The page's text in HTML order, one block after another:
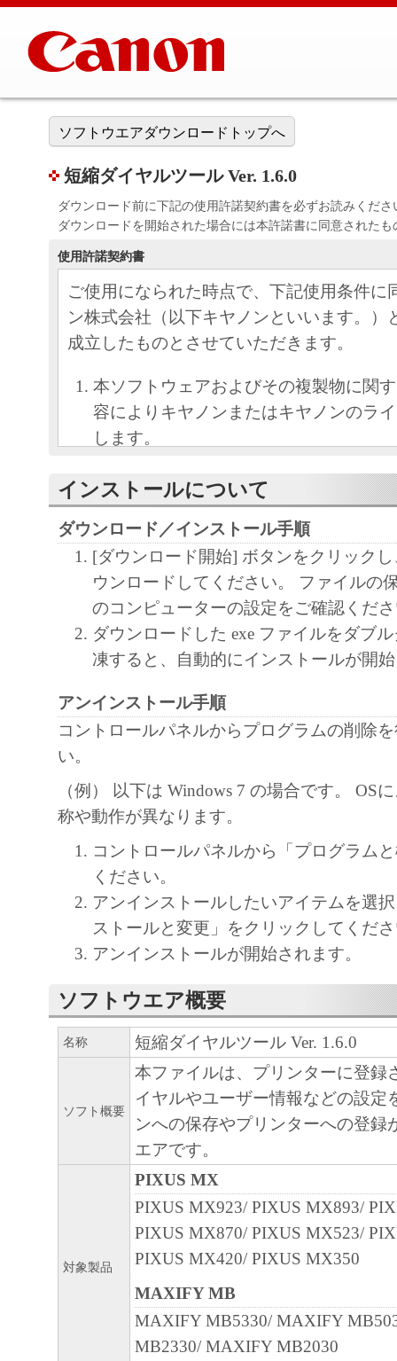
ソフトウエアダウンロードトップへ
短縮ダイヤルツール Ver. 1.6.0
ダウンロード前に下記の使用許諾契約書を必ずお読みくださ
ダウンロードを開始された場合には本許諾書に同意された
使用許諾契約書
ご使用になられた時点で、下記使用条件に
ン株式会社（以下キヤノンといいます。）
成立したものとさせていただきます。
本ソフトウェアおよびその複製物に関
容によりキヤノンまたはキヤノンのラ
します。
といいます。）に対し、本ソフトウェ
独占的権利を許諾します。
ユーザーは、本ソフトウェアの全部ま
改変、リバース・エンジニアリング、
は逆アセンブル等することはできませ
キヤノン、キヤノンマーケティングジ
よびキヤノンのライセンサーは、本ソ
ザーの特定の目的のために適当である
用であること、または本ソフトウェア
キヤノン、キヤノンマーケティングジ
よびキヤノンのライセンサーは、本ソ
に付随または関連して生ずる直接的ま
失、損害等について、いかなる場合に
任を負いません。
ユーザーは、日本国政府または該当国
許可等を得ることなしに、本ソフトウ
インストールについて
ダウンロード／インストール手順
[ダウンロード開始] ボタンをクリック
ウンロードしてください。 ファイルの
のコンピューターの設定をご確認くだ
ダウンロードした exe ファイルをダブ
凍すると、自動的にインストールが開
アンインストール手順
コントロールパネルからプログラムの削除
い。
（例） 以下は Windows 7 の場合です。 OS
称や動作が異なります。
コントロールパネルから「プログラム
ください。
アンインストールしたいアイテムを選
ストールと変更」をクリックしてくだ
アンインストールが開始されます。
ソフトウエア概要
名称 短縮ダイヤルツール Ver. 1.6.0
ソフト概要
本ファイルは、プリンターに登録
イヤルやユーザー情報などの設定
ンへの保存やプリンターへの登録
エアです。
対象製品
PIXUS MX
PIXUS MX923/ PIXUS MX893/
PIXUS MX870/ PIXUS MX523/
PIXUS MX420/ PIXUS MX350
MAXIFY MB
MAXIFY MB5330/ MAXIFY
MB2330/ MAXIFY MB2030